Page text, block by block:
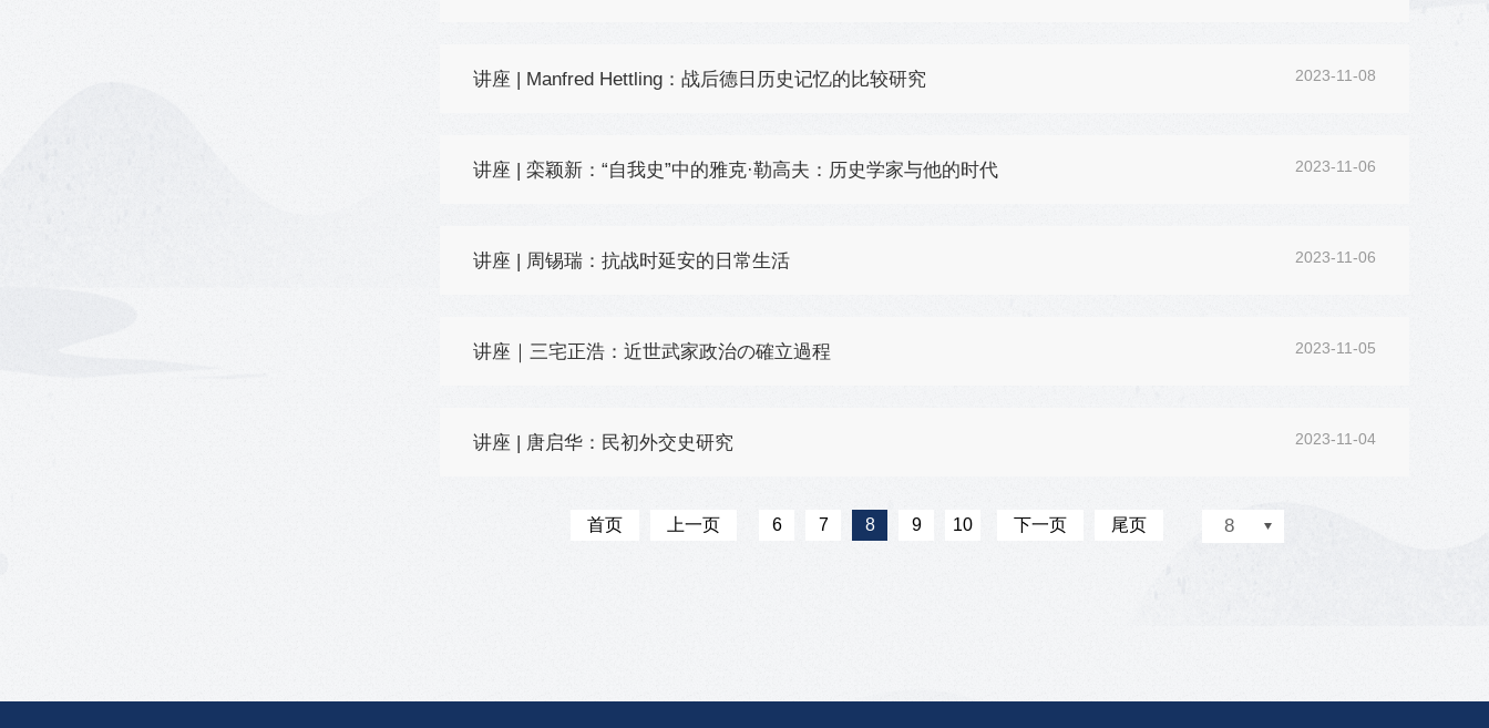
2023-11-08
讲座 | Manfred Hettling：战后德日历史记忆的比较研究
2023-11-06
讲座 | 栾颖新：“自我史”中的雅克·勒高夫：历史学家与他的时代
2023-11-06
讲座 | 周锡瑞：抗战时延安的日常生活
2023-11-05
讲座｜三宅正浩：近世武家政治の確立過程
2023-11-04
讲座 | 唐启华：民初外交史研究
首页 上一页 6 7 8 9 10 下一页 尾页 8